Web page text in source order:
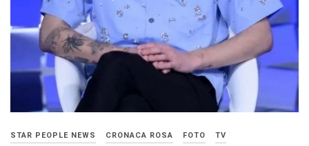
STAR PEOPLE NEWS CRONACA ROSA FOTO TV